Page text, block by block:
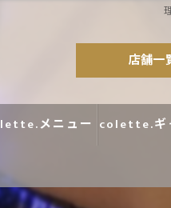
店舗一
メニュー colette.ギ